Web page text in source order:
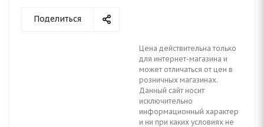
Поделиться
Цена действительна только
для интернет-магазина и
может отличаться от цен в
розничных магазинах.
Данный сайт носит
исключительно
информационный характер
и ни при каких условиях не